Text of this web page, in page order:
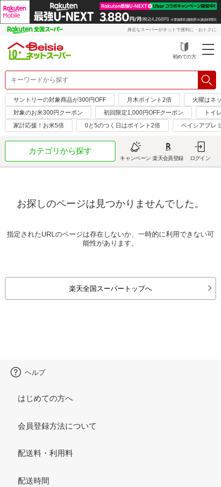
身近なスーパーがネットで便利に・おトクに
初めての方
サントリーの対象商品が300円OFF 月木ポイント2倍
火曜はネ
対象のお米300円クーポン
初回限定1,000円OFFクーポン
トイ
家計応援！お米5倍
0と5のつく日はポイント2倍 ベイシアプレ
カテゴリから探す
キャンペーン 楽天会員登録 ログイン
お探しのページは見つかりませんでした。
指定されたURLのページは存在しないか、一時的に利用できない可
能性があります。
楽天全国スーパートップへ
ヘルプ
はじめての方へ
会員登録方法について
配送料・利用料
配送時間